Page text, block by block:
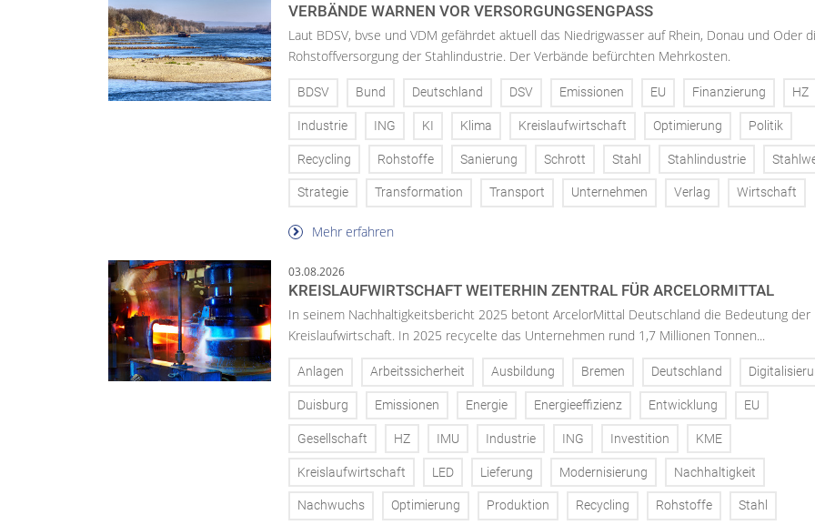
VERBÄNDE WARNEN VOR VERSORGUNGSENGPASS
Laut BDSV, bvse und VDM gefährdet aktuell das Niedrigwasser auf Rhein, Donau und Oder
Rohstoffversorgung der Stahlindustrie. Der Verbände befürchten Mehrkosten.
BDSV Bund Deutschland DSV Emissionen EU Finanzierung HZ
Industrie ING KI Klima Kreislaufwirtschaft Optimierung Politik
Recycling Rohstoffe Sanierung Schrott Stahl Stahlindustrie
Strategie Transformation Transport Unternehmen Verlag Wirtschaft
Mehr erfahren
03.08.2026
KREISLAUFWIRTSCHAFT WEITERHIN ZENTRAL FÜR ARCELORMITTAL
In seinem Nachhaltigkeitsbericht 2025 betont ArcelorMittal Deutschland die Bedeutung der
Kreislaufwirtschaft. In 2025 recycelte das Unternehmen rund 1,7 Millionen Tonnen...
Anlagen Arbeitssicherheit Ausbildung Bremen Deutschland
Duisburg Emissionen Energie Energieeffizienz Entwicklung EU
Gesellschaft HZ IMU Industrie ING Investition KME
Kreislaufwirtschaft LED Lieferung Modernisierung Nachhaltigkeit
Nachwuchs Optimierung Produktion Recycling Rohstoffe Stahl